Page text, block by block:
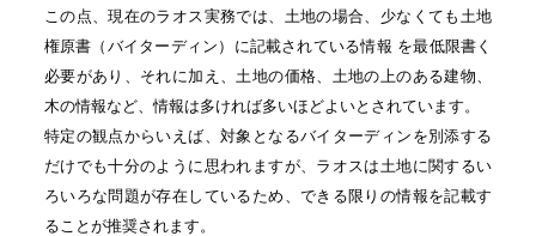
この点、現在のラオス実務では、土地の場合、少なくても土地
権原書（バイターディン）に記載されている情報 を最低限書く
必要があり、それに加え、土地の価格、土地の上のある建物、
木の情報など、情報は多ければ多いほどよいとされています。
特定の観点からいえば、対象となるバイターディンを別添する
だけでも十分のように思われますが、ラオスは土地に関するい
ろいろな問題が存在しているため、できる限りの情報を記載す
ることが推奨されます。